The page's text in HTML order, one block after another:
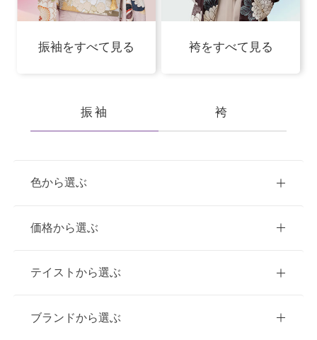
振袖をすべて見る 袴をすべて見る
振袖 袴
色から選ぶ
赤
価格から選ぶ
ご購入
10万円台以下
テイストから選ぶ
クラシック
ブランドから選ぶ